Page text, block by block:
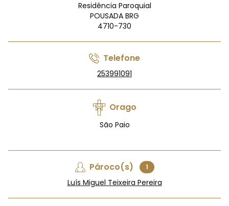
Residência Paroquial
POUSADA BRG
4710-730
Telefone
253991091
Orago
São Paio
Pároco(s) 1
Luís Miguel Teixeira Pereira